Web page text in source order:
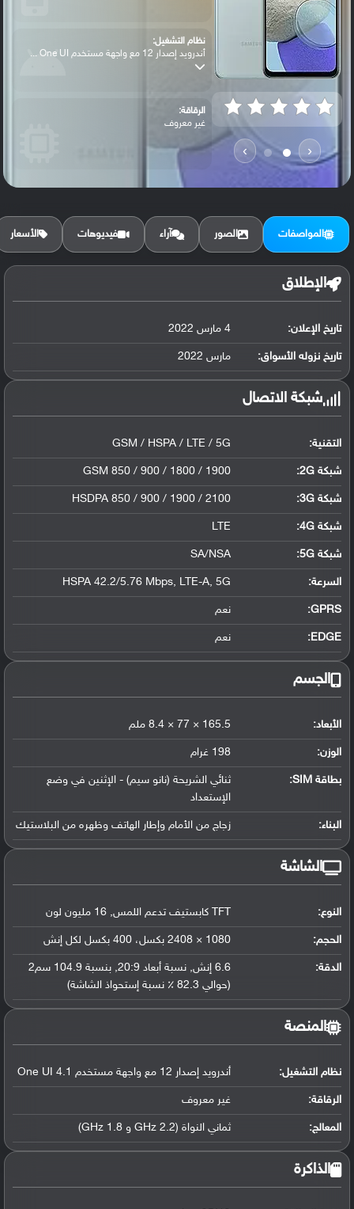
‹
›
نظام التشغيل:
أندرويد إصدار 12 مع واجهة مستخدم One UI ...
الرقاقة:
غير معروف
الرام / التخزين:
البطارية:
ليثيوم بوليمر سعة 5000 مللي أمبير, غير ق...
المواصفات الصور آراء فيديوهات الأسعار
الإطلاق
تاريخ الإعلان: 4 مارس 2022
تاريخ نزوله الأسواق: مارس 2022
شبكة الاتصال
التقنية: GSM / HSPA / LTE / 5G
شبكة 2G: GSM 850 / 900 / 1800 / 1900
شبكة 3G :
HSDPA 850 / 900 / 1900 / 2100
شبكة 4G :
LTE
شبكة 5G :
SA/NSA
السرعة: HSPA 42.2/5.76 Mbps, LTE-A, 5G
GPRS: نعم
EDGE: نعم
الجسم
الأبعاد: 165.5 × 77 × 8.4 ملم
الوزن: 198 غرام
بطاقة SIM:
ثنائي الشريحة (نانو سيم) - الإثنين في وضع
الإستعداد
البناء: زجاج من الأمام وإطار الهاتف وظهره من البلاستيك
الشاشة
النوع: TFT كابستيف تدعم اللمس, 16 مليون لون
الحجم: 1080 × 2408 بكسل، 400 بكسل لكل إنش
الدقة:
6.6 إنش, نسبة أبعاد 20:9, بنسبة 104.9 سم2
(حوالي 82.3 ٪ نسبة إستحواذ الشاشة)
المنصة
نظام التشغيل: أندرويد إصدار 12 مع واجهة مستخدم One UI 4.1
الرقاقة: غير معروف
المعالج: ثماني النواة (2.2 GHz و 1.8 GHz)
الذاكرة